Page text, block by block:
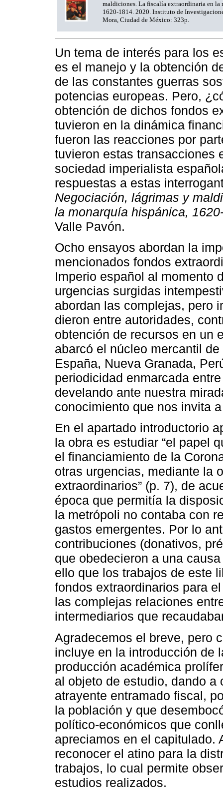
maldiciones. La fiscalía extraordinaria en la
1620-1814. 2020. Instituto de
Mora, Ciudad de México: 323p.
Un tema de interés para los
es el manejo y la obtención
de las constantes guerras
potencias europeas. Pero,
obtención de dichos fondos
tuvieron en la dinámica
fueron las reacciones por
tuvieron estas transacciones
sociedad imperialista
respuestas a estas
Negociación, lágrimas y
la monarquía hispánica,
Valle Pavón.
Ocho ensayos abordan la
mencionados fondos
Imperio español al momento
urgencias surgidas
abordan las complejas, pero
dieron entre autoridades,
obtención de recursos en un
abarcó el núcleo mercantil
España, Nueva Granada,
periodicidad enmarcada
develando ante nuestra
conocimiento que nos invita
En el apartado introductorio
la obra es estudiar “el papel
el financiamiento de la
otras urgencias, mediante la
extraordinarios” (p. 7), de
época que permitía la
la metrópoli no contaba con
gastos emergentes. Por lo
contribuciones (donativos,
que obedecieron a una
ello que los trabajos de este
fondos extraordinarios para
las complejas relaciones
intermediarios que
Agradecemos el breve, pero
incluye en la introducción de
producción académica
al objeto de estudio, dando
atrayente entramado fiscal,
la población y que
político-económicos que
apreciamos en el capitulado.
reconocer el atino para la
trabajos, lo cual permite
estudios realizados.